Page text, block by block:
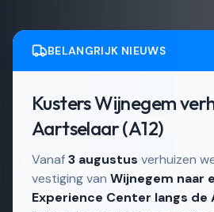
BELANGRIJK NIEUWS
Kusters Wijnegem
Aartselaar (A12)
Vanaf3 augustus verhuizen
vestiging van Wijnegem naar
Experience Center langs de
Actief in Schelle en omgeving
Schuiframen in